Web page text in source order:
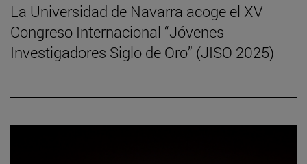
La Universidad de Navarra acoge el XV
Congreso Internacional “Jóvenes
Investigadores Siglo de Oro” (JISO 2025)